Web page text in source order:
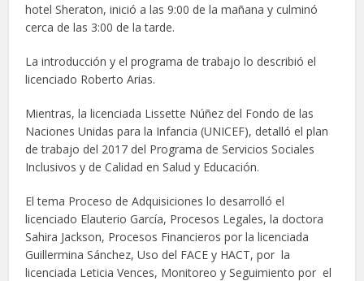
hotel Sheraton, inició a las 9:00 de la mañana y culminó
cerca de las 3:00 de la tarde.
La introducción y el programa de trabajo lo describió el
licenciado Roberto Arias.
Mientras, la licenciada Lissette Núñez del Fondo de las
Naciones Unidas para la Infancia (UNICEF), detalló el plan
de trabajo del 2017 del Programa de Servicios Sociales
Inclusivos y de Calidad en Salud y Educación.
El tema Proceso de Adquisiciones lo desarrolló el
licenciado Elauterio García, Procesos Legales, la doctora
Sahira Jackson, Procesos Financieros por la licenciada
Guillermina Sánchez, Uso del FACE y HACT, por la
licenciada Leticia Vences, Monitoreo y Seguimiento por el